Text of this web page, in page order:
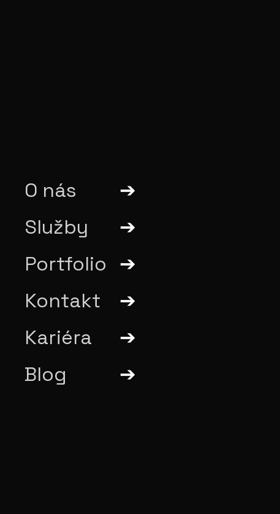
O nás
Služby
Portfolio
Kontakt
Kariéra
Blog